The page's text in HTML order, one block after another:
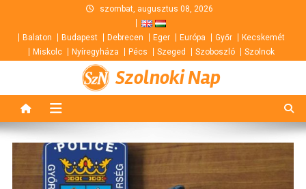
content
szombat, augusztus 08, 2026
Balaton Budapest Debrecen Eger Európa Győr
Kecskemét
Miskolc
Nyíregyháza Pécs Szeged Szoboszló Szolnok
Szolnoki Nap